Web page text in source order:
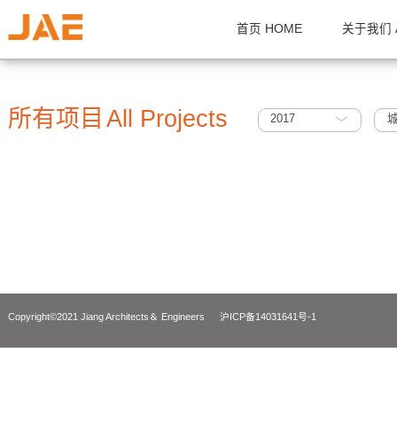
首页 HOME 关
所有项目 All Projects 2017
Copyright©2021 Jiang Architects＆ Engineers 沪ICP备14031641号-1